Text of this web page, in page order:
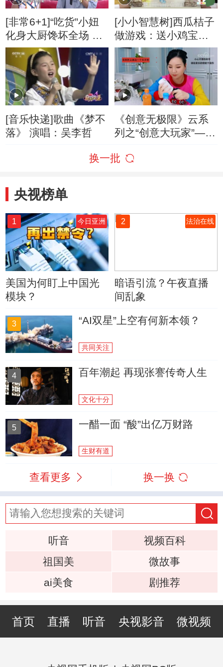
[非常6+1]“吃货”小妞
化身大厨馋坏全场 典
型严重过敏体质惹人
怜
[小小智慧树]西瓜桔子
做游戏：送小鸡宝宝
回家
[音乐快递]歌曲《梦不
落》 演唱：吴李哲
《创意无极限》云系
列之“创意大玩家”——
换一批
央视榜单
1 今日亚洲
美国为何盯上中国光
模块？
2 法治在线
暗语引流？午夜直播
间乱象
3 “AI双星”上空有何新本领？
共同关注
4 百年潮起 再现张謇传奇人生
文化十分
5 一醋一面 “酸”出亿万财路
生财有道
查看更多 换一换
听音
视频百科
祖国美
微故事
ai美食
剧推荐
首页 直播 听音 央视影音 微视频